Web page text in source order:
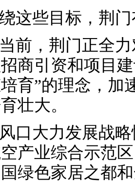
这些目标，荆
前，荆门正全
商引资和项目
育”的理念，加
壮大。
口大力发展战
产业综合示范
绿色家居之都